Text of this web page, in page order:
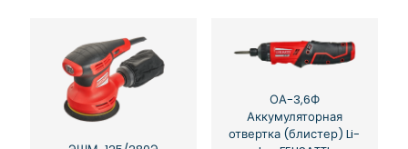
ОА-3,6Ф
Аккумуляторная
отвертка (блистер) Li-